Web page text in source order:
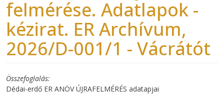
felmérése. Adatlapok -
kézirat. ER Archívum,
2026/D-001/1 - Vácrátót
Összefoglalás
Dédai-erdő ER ANÖV ÚJRAFELMÉRÉS adatapjai